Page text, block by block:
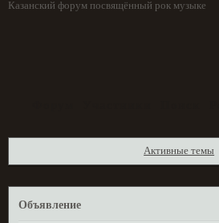
Казанский форум посвящённый рок музыке
Активные темы
Объявление